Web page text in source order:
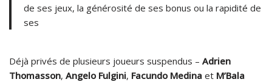
de ses jeux, la générosité de ses bonus ou la rapidité de
ses
Déjà privés de plusieurs joueurs suspendus – Adrien
Thomasson, Angelo Fulgini, Facundo Medina et M’Bala